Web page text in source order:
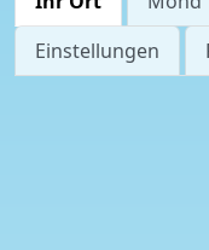
Einstellungen